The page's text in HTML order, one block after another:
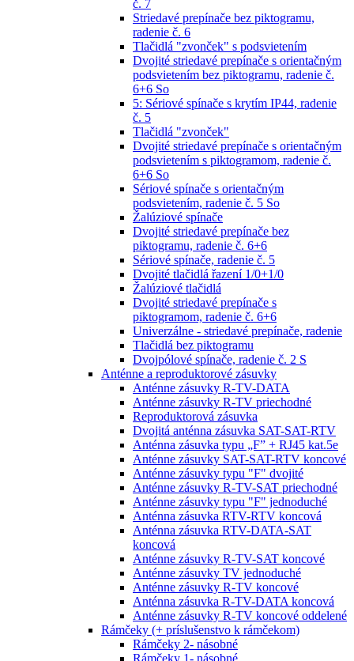
č. 7
Striedavé prepínače bez piktogramu,
radenie č. 6
Tlačidlá "zvonček" s podsvietením
Dvojité striedavé prepínače s orientačným
podsvietením bez piktogramu, radenie č.
6+6 So
5: Sériové spínače s krytím IP44, radenie
č. 5
Tlačidlá "zvonček"
Dvojité striedavé prepínače s orientačným
podsvietením s piktogramom, radenie č.
6+6 So
Sériové spínače s orientačným
podsvietením, radenie č. 5 So
Žalúziové spínače
Dvojité striedavé prepínače bez
piktogramu, radenie č. 6+6
Sériové spínače, radenie č. 5
Dvojité tlačidlá řazení 1/0+1/0
Žalúziové tlačidlá
Dvojité striedavé prepínače s
piktogramom, radenie č. 6+6
Univerzálne - striedavé prepínače, radenie
Tlačidlá bez piktogramu
Dvojpólové spínače, radenie č. 2 S
Anténne a reproduktorové zásuvky
Anténne zásuvky R-TV-DATA
Anténne zásuvky R-TV priechodné
Reproduktorová zásuvka
Dvojitá anténna zásuvka SAT-SAT-RTV
Anténna zásuvka typu „F” + RJ45 kat.5e
Anténne zásuvky SAT-SAT-RTV koncové
Anténne zásuvky typu "F" dvojité
Anténne zásuvky R-TV-SAT priechodné
Anténne zásuvky typu "F" jednoduché
Anténna zásuvka RTV-RTV koncová
Anténna zásuvka RTV-DATA-SAT
koncová
Anténne zásuvky R-TV-SAT koncové
Anténne zásuvky TV jednoduché
Anténne zásuvky R-TV koncové
Anténna zásuvka R-TV-DATA koncová
Anténne zásuvky R-TV koncové oddelené
Rámčeky (+ príslušenstvo k rámčekom)
Rámčeky 2- násobné
Rámčeky 1- násobné